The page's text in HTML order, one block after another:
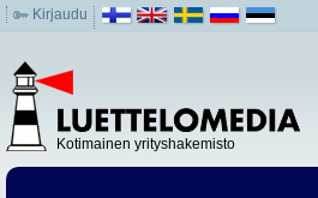
Kirjaudu
Kotimainen yrityshakemisto